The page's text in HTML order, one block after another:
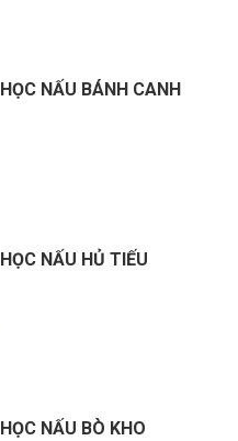
HỌC NẤU BÁNH CANH
HỌC NẤU HỦ TIẾU
HỌC NẤU BÒ KHO